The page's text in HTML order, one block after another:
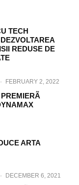
TECH
REDUSE DE
· FEBRUARY 2, 2022
ARTA
· DECEMBER 6, 2021